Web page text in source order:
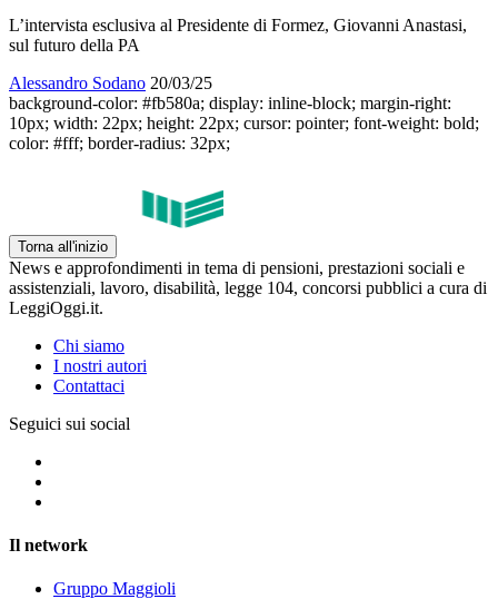
L’intervista esclusiva al Presidente di Formez, Giovanni Anastasi,
sul futuro della PA
Alessandro Sodano 20/03/25
background-color: #fb580a; display: inline-block; margin-right:
10px; width: 22px; height: 22px; cursor: pointer; font-weight: bold;
color: #fff; border-radius: 32px;
Torna all'inizio
News e approfondimenti in tema di pensioni, prestazioni sociali e
assistenziali, lavoro, disabilità, legge 104, concorsi pubblici a cura di
LeggiOggi.it.
Chi siamo
I nostri autori
Contattaci
Seguici sui social
Il network
Gruppo Maggioli